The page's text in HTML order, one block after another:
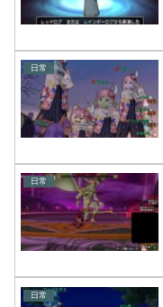
日常
日常
日常